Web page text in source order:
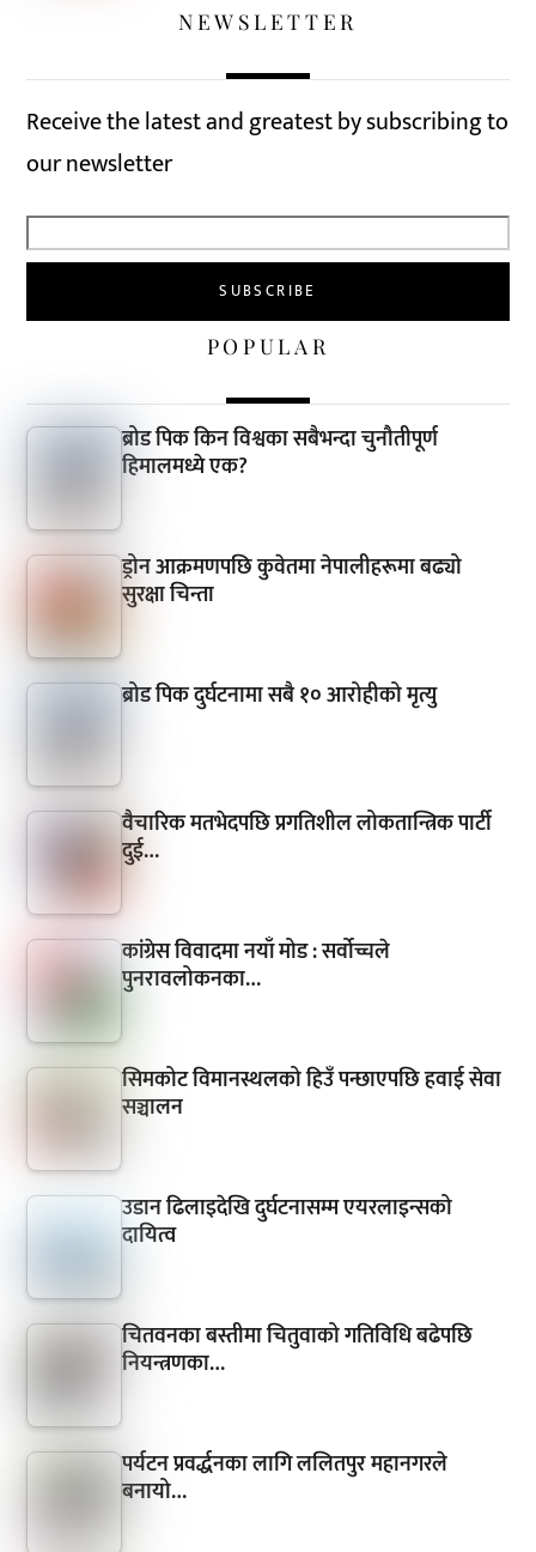
NEWSLETTER
Receive the latest and greatest by subscribing to
our newsletter
POPULAR
ब्रोड पिक किन विश्वका सबैभन्दा चुनौतीपूर्ण
हिमालमध्ये एक?
ड्रोन आक्रमणपछि कुवेतमा नेपालीहरूमा बढ्यो
सुरक्षा चिन्ता
ब्रोड पिक दुर्घटनामा सबै १० आरोहीको मृत्यु
वैचारिक मतभेदपछि प्रगतिशील लोकतान्त्रिक पार्टी
दुई…
कांग्रेस विवादमा नयाँ मोड : सर्वोच्चले
पुनरावलोकनका…
सिमकोट विमानस्थलको हिउँ पन्छाएपछि हवाई सेवा
सञ्चालन
उडान ढिलाइदेखि दुर्घटनासम्म एयरलाइन्सको
दायित्व
चितवनका बस्तीमा चितुवाको गतिविधि बढेपछि
नियन्त्रणका…
पर्यटन प्रवर्द्धनका लागि ललितपुर महानगरले
बनायो…